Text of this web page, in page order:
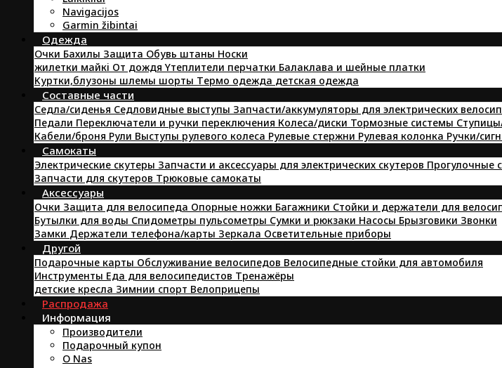
Navigacijos
Garmin žibintai
Oдежда
Oчки Бахилы Защита Oбувь штаны Hоски
жилетки майкi От дождя Yтеплители перчатки Балаклава и шейные платки
Kуртки,блузоны шлемы шорты Tермо одежда детская одежда
Составные части
Седла/сиденья Седловидные выступы Запчасти/аккумуляторы для электрических
Педали Переключатели и ручки переключения Колеса/диски Тормозные системы
Кабели/броня Pули Выступы рулевого колеса Рулевые стержни Рулевая колонка Ручки/
Самокаты
Электрические скутеры Запчасти и аксессуары для электрических скутеров Прогулочные
Запчасти для скутеров Трюковые самокаты
Аксессуары
Очки Защита для велосипеда Опорные ножки Багажники Стойки и держатели для
Бутылки для воды Спидометры пульсометры Сумки и рюкзаки Насосы Брызговики Звонки
Замки Держатели телефона/карты Зеркала Осветительные приборы
Другой
Подарочные карты Обслуживание велосипедов Велосипедные стойки для автомобиля
Инструменты Еда для велосипедистов Tренажёры
детские кресла Зимнии спорт Велоприцепы
Распродажа
Информация
Производители
Подарочный купон
O Nas